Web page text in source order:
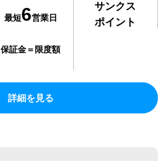
最短6営業日
サンクス
ポイント
保証金＝限度額
詳細を見る